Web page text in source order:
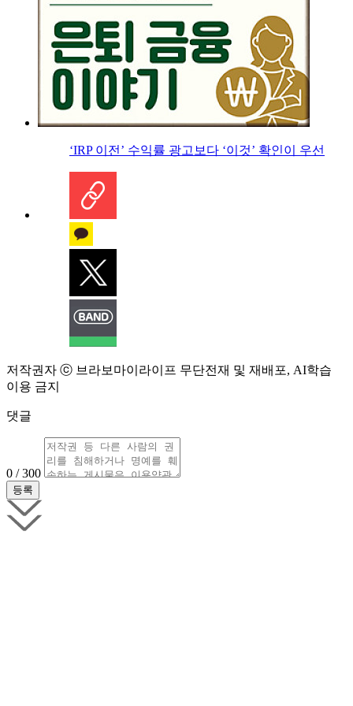
‘IRP 이전’ 수익률 광고보다 ‘이것’ 확인이 우선
저작권자 ⓒ 브라보마이라이프 무단전재 및 재배포, AI학습
이용 금지
댓글
0 / 300